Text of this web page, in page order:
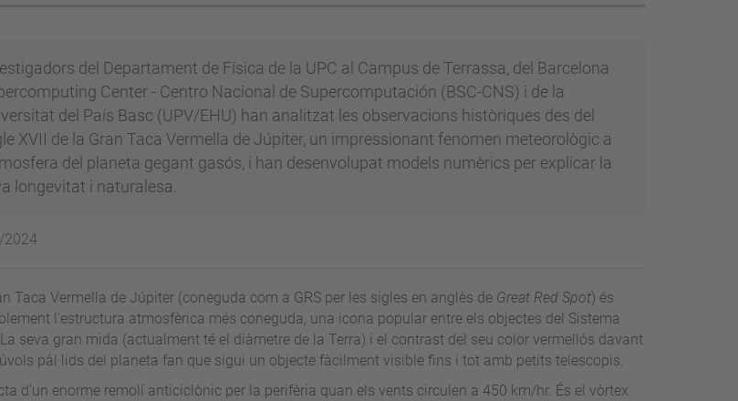
del Departament de Física de la UPC al Campus de Terrassa, del Barcelona
Center - Centro Nacional de Supercomputación (BSC-CNS) i de la
del País Basc (UPV/EHU) han analitzat les observacions històriques des del
XVII de la Gran Taca Vermella de Júpiter, un impressionant fenomen meteorològic a
del planeta gegant gasós, i han desenvolupat models numèrics per explicar la
longevitat i naturalesa.
2024
Taca Vermella de Júpiter (coneguda com a GRS per les sigles en anglès de Great Red Spot) és
l'estructura atmosfèrica més coneguda, una icona popular entre els objectes del Sistema
seva gran mida (actualment té el diàmetre de la Terra) i el contrast del seu color vermellós davant
pàl·lids del planeta fan que sigui un objecte fàcilment visible fins i tot amb petits telescopis.
d'un enorme remolí anticiclònic per la perifèria quan els vents circulen a 450 km/hr. És el vòrtex